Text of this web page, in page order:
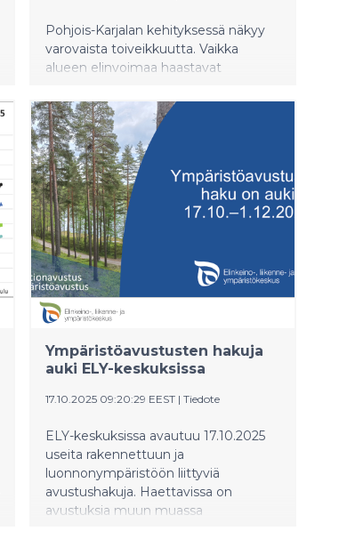
Pohjois-Karjalan kehityksessä näkyy
varovaista toiveikkuutta. Vaikka
alueen elinvoimaa haastavat
työttömyys ja väestörakenteen
muutos, teknologiateollisuuden
näkymät ovat parantuneet ja uusia
investointeja on käynnissä.
Työpaikkojen puute on edelleen
merkittävä haaste, mutta odotukset
talouden käänteestä kohdistuvat
vuoteen 2026.
Ympäristöavustusten hakuja
auki ELY-keskuksissa
17.10.2025 09:20:29 EEST | Tiedote
ELY-keskuksissa avautuu 17.10.2025
useita rakennettuun ja
luonnonympäristöön liittyviä
avustushakuja. Haettavissa on
avustuksia muun muassa